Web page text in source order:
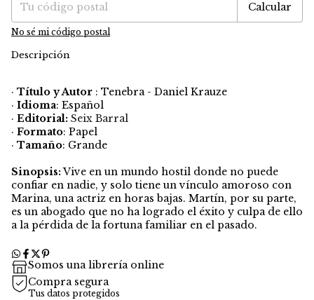
Calcular
No sé mi código postal
Descripción
· Título y Autor : Tenebra - Daniel Krauze
· Idioma: Español
· Editorial: Seix Barral
· Formato: Papel
· Tamaño: Grande
Sinopsis:Vive en un mundo hostil donde no puede
confiar en nadie, y solo tiene un vínculo amoroso con
Marina, una actriz en horas bajas. Martín, por su parte,
es un abogado que no ha logrado el éxito y culpa de ello
a la pérdida de la fortuna familiar en el pasado.
Somos una librería online
Compra segura
Tus datos protegidos